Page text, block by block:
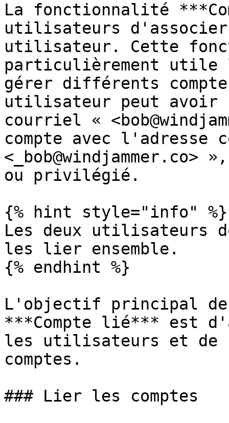
La fonctionnalité
utilisateurs d'associer
utilisateur. Cette
particulièrement
gérer différents
utilisateur peut avoir
courriel «
compte avec l'adresse
ou privilégié.
{% hint style="info" %}
Les deux utilisateurs
les lier ensemble.
{% endhint %}
L'objectif principal
***Compte lié*** est
les utilisateurs et de
comptes.
### Lier les comptes